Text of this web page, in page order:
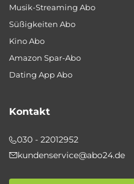
Musik-Streaming Abo
Süßigkeiten Abo
Kino Abo
Amazon Spar-Abo
Dating App Abo
Kontakt
030 - 22012952
kundenservice@abo24.de